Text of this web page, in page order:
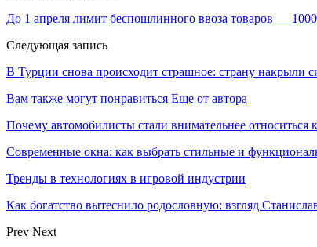
До 1 апреля лимит беспошлинного ввоза товаров —
Следующая запись
В Турции снова происходит страшное: страну накрыли
Вам также могут понравиться Еще от автора
Почему автомобилисты стали внимательнее относиться
Современные окна: как выбрать стильные и
Тренды в технологиях в игровой индустрии
Как богатство вытеснило родословную: взгляд
Prev Next